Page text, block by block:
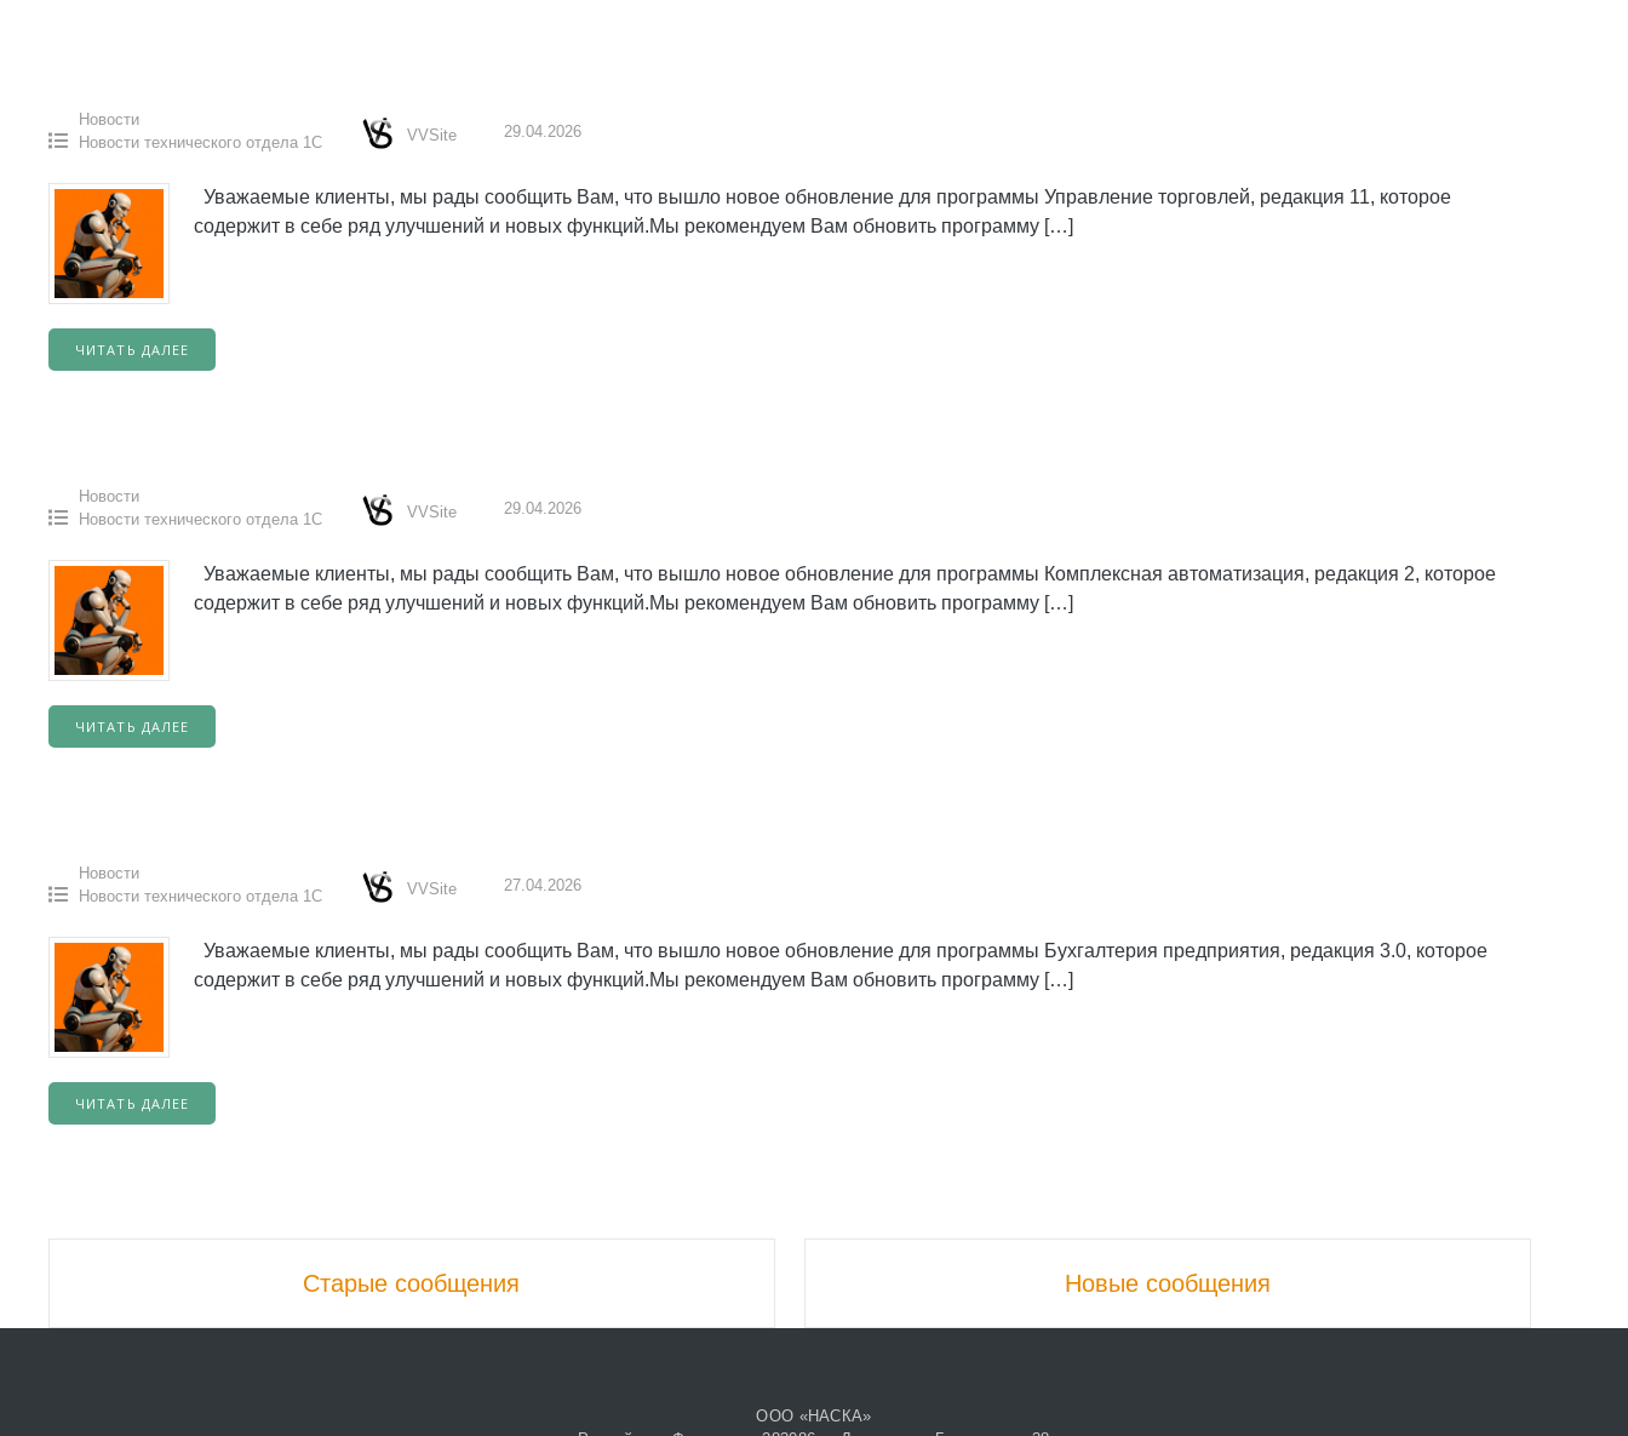
Новости
Новости технического отдела 1С
VVSite 29.04.2026
Уважаемые клиенты, мы рады сообщить Вам, что вышло новое обновление для программы Управление торговлей, редакция 11, которое
содержит в себе ряд улучшений и новых функций.Мы рекомендуем Вам обновить программу […]
ЧИТАТЬ ДАЛЕЕ
Новости
Новости технического отдела 1С
VVSite 29.04.2026
Уважаемые клиенты, мы рады сообщить Вам, что вышло новое обновление для программы Комплексная автоматизация, редакция 2, которое
содержит в себе ряд улучшений и новых функций.Мы рекомендуем Вам обновить программу […]
ЧИТАТЬ ДАЛЕЕ
Новости
Новости технического отдела 1С
VVSite 27.04.2026
Уважаемые клиенты, мы рады сообщить Вам, что вышло новое обновление для программы Бухгалтерия предприятия, редакция 3.0, которое
содержит в себе ряд улучшений и новых функций.Мы рекомендуем Вам обновить программу […]
ЧИТАТЬ ДАЛЕЕ
Старые сообщения Новые сообщения
ООО «НАСКА»